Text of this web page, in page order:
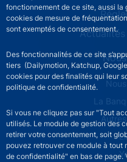
fonctionnement de ce site, aussi la
cookies de mesure de
sont exemptés de consentement.
Des fonctionnalités de ce site
tiers (Dailymotion, Katchup,
cookies pour des finalités qui leur
politique de confidentialité.
Si vous ne cliquez pas sur "Tout
utilisés. Le module de gestion des
retirer votre consentement, soit
pouvez retrouver ce module à tout
de confidentialité" en bas de page.
ACPR footer secondary
La